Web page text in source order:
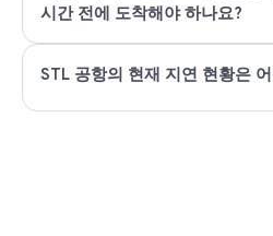
시간 전에 도착해야 하나요?
STL 공항의 현재 지연 현황은